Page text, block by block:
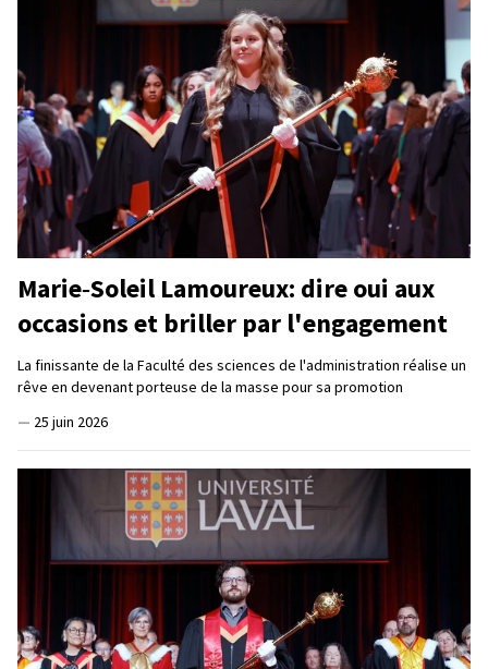
Marie‑Soleil Lamoureux: dire oui aux
occasions et briller par l'engagement
La finissante de la Faculté des sciences de l'administration réalise un
rêve en devenant porteuse de la masse pour sa promotion
— 25 juin 2026